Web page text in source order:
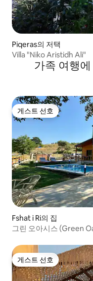
Piqeras의 저택
Villa "Niko Aristidh Ali"
가족 여행
게스트 선호
게스트 선호
Fshat i Ri의 집
그린 오아시스 (Green
게스트 선호
게스트 선호